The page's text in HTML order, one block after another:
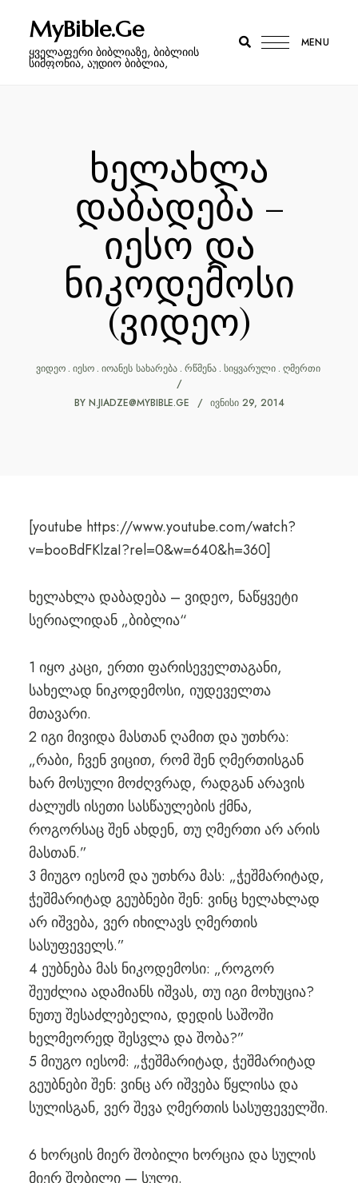
MyBible.Ge
ყველაფერი ბიბლიაზე, ბიბლიის
სიმფონია, აუდიო ბიბლია,
MENU
ხელახლა
დაბადება –
იესო და
ნიკოდემოსი
(ვიდეო)
ᲕᲘᲓᲔᲝ ᲘᲔᲡᲝ ᲘᲝᲐᲜᲔᲡ ᲡᲐᲮᲐᲠᲔᲑᲐ ᲠᲬᲛᲔᲜᲐ ᲡᲘᲧᲕᲐᲠᲣᲚᲘ ᲦᲛᲔᲠᲗᲘ
BY N.JIADZE@MYBIBLE.GE ᲘᲕᲜᲘᲡᲘ 29, 2014
[youtube https://www.youtube.com/watch?
v=booBdFKlzaI?rel=0&w=640&h=360]
ხელახლა დაბადება – ვიდეო, ნაწყვეტი
სერიალიდან „ბიბლია“
1 იყო კაცი, ერთი ფარისეველთაგანი,
სახელად ნიკოდემოსი, იუდეველთა
მთავარი.
2 იგი მივიდა მასთან ღამით და უთხრა:
„რაბი, ჩვენ ვიცით, რომ შენ ღმერთისგან
ხარ მოსული მოძღვრად, რადგან არავის
ძალუძს ისეთი სასწაულების ქმნა,
როგორსაც შენ ახდენ, თუ ღმერთი არ არის
მასთან.”
3 მიუგო იესომ და უთხრა მას: „ჭეშმარიტად,
ჭეშმარიტად გეუბნები შენ: ვინც ხელახლად
არ იშვება, ვერ იხილავს ღმერთის
სასუფეველს.”
4 ეუბნება მას ნიკოდემოსი: „როგორ
შეუძლია ადამიანს იშვას, თუ იგი მოხუცია?
ნუთუ შესაძლებელია, დედის საშოში
ხელმეორედ შესვლა და შობა?”
5 მიუგო იესომ: „ჭეშმარიტად, ჭეშმარიტად
გეუბნები შენ: ვინც არ იშვება წყლისა და
სულისგან, ვერ შევა ღმერთის სასუფეველში.
6 ხორცის მიერ შობილი ხორცია და სულის
მიერ შობილი — სული.